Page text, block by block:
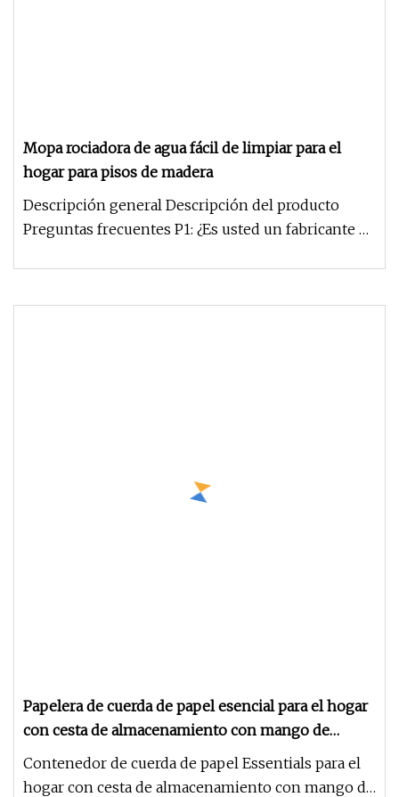
Mopa rociadora de agua fácil de limpiar para el
hogar para pisos de madera
Descripción general Descripción del producto
Preguntas frecuentes P1: ¿Es usted un fabricante o
Papelera de cuerda de papel esencial para el hogar
con cesta de almacenamiento con mango de
madera para el hogar
Contenedor de cuerda de papel Essentials para el
hogar con cesta de almacenamiento con mango de